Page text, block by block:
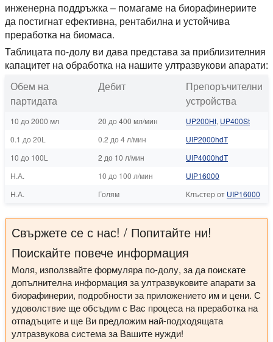
инженерна поддръжка – помагаме на биорафинериите
да постигнат ефективна, рентабилна и устойчива
преработка на биомаса.
Таблицата по-долу ви дава представа за приблизителния
капацитет на обработка на нашите ултразвукови апарати:
Обем на
партидата
Дебит
Препоръчителни
устройства
10 до 2000 мл 20 до 400 мл/мин UP200Ht, UP400St
0.1 до 20L
0.2 до 4 л/мин
UIP2000hdT
10 до 100L
2 до 10 л/мин
UIP4000hdT
Н.А.
10 до 100 л/мин
UIP16000
Н.А.
Голям Клъстер от UIP16000
Свържете се с нас! / Попитайте ни!
Поискайте повече информация
Моля, използвайте формуляра по-долу, за да поискате
допълнителна информация за ултразвуковите апарати за
биорафинерии, подробности за приложението им и цени. С
удоволствие ще обсъдим с Вас процеса на преработка на
отпадъците и ще Ви предложим най-подходящата
ултразвукова система за Вашите нужди!